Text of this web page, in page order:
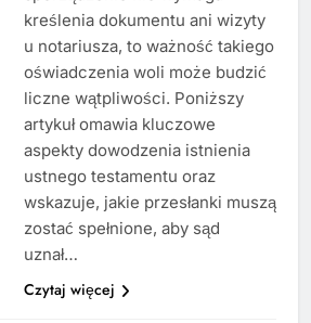
kreślenia dokumentu ani wizyty
u notariusza, to ważność takiego
oświadczenia woli może budzić
liczne wątpliwości. Poniższy
artykuł omawia kluczowe
aspekty dowodzenia istnienia
ustnego testamentu oraz
wskazuje, jakie przesłanki muszą
zostać spełnione, aby sąd
uznał…
Czytaj więcej